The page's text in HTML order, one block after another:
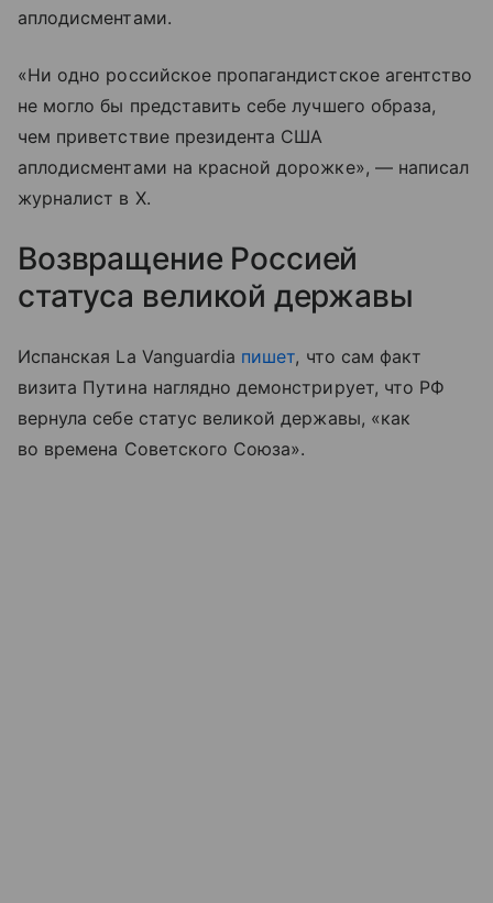
аплодисментами.
«Ни одно российское пропагандистское агентство
не могло бы представить себе лучшего образа,
чем приветствие президента США
аплодисментами на красной дорожке», — написал
журналист в X.
Возвращение Россией
статуса великой державы
Испанская La Vanguardia пишет, что сам факт
визита Путина наглядно демонстрирует, что РФ
вернула себе статус великой державы, «как
во времена Советского Союза».